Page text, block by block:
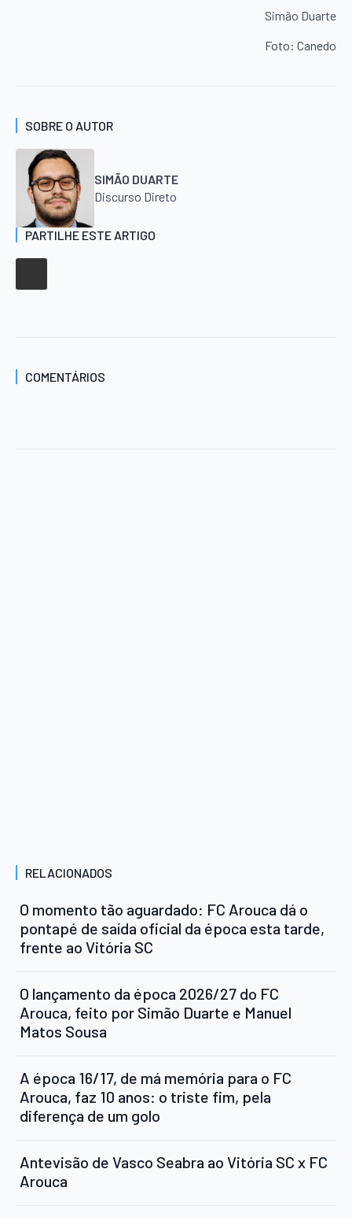
Simão Duarte
Foto: Canedo
SOBRE O AUTOR
SIMÃO DUARTE
Discurso Direto
PARTILHE ESTE ARTIGO
COMENTÁRIOS
RELACIONADOS
O momento tão aguardado: FC Arouca dá o
pontapé de saída oficial da época esta tarde,
frente ao Vitória SC
O lançamento da época 2026/27 do FC
Arouca, feito por Simão Duarte e Manuel
Matos Sousa
A época 16/17, de má memória para o FC
Arouca, faz 10 anos: o triste fim, pela
diferença de um golo
Antevisão de Vasco Seabra ao Vitória SC x FC
Arouca